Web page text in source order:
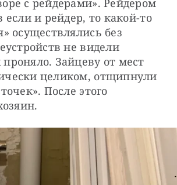
с рейдерами». Рейдером
и рейдер, то какой-то
осуществлялись без
не видели
Зайцеву от мест
целиком, отщипнули
После этого